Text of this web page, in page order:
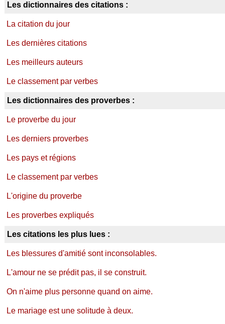
Les dictionnaires des citations :
La citation du jour
Les dernières citations
Les meilleurs auteurs
Le classement par verbes
Les dictionnaires des proverbes :
Le proverbe du jour
Les derniers proverbes
Les pays et régions
Le classement par verbes
L'origine du proverbe
Les proverbes expliqués
Les citations les plus lues :
Les blessures d'amitié sont inconsolables.
L'amour ne se prédit pas, il se construit.
On n'aime plus personne quand on aime.
Le mariage est une solitude à deux.